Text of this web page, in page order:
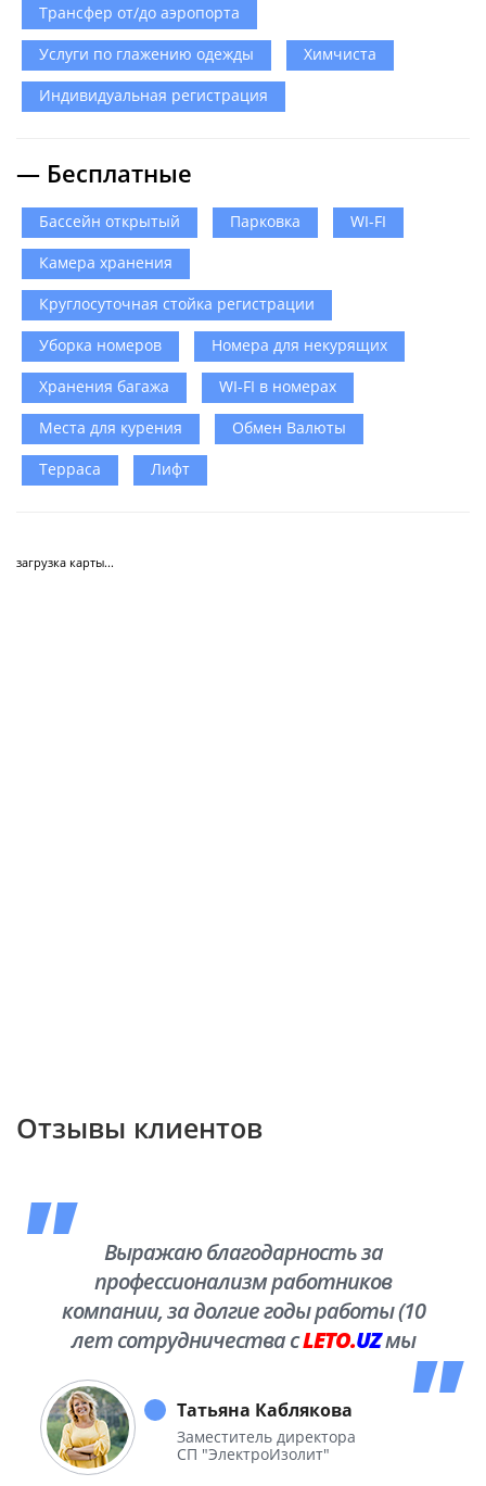
Трансфер от/до аэропорта
Услуги по глажению одежды
Химчиста
Индивидуальная регистрация
— Бесплатные
Бассейн открытый Парковка
WI-FI
Камера хранения
Круглосуточная стойка регистрации
Уборка номеров
Номера для некурящих
Хранения багажа
WI-FI в номерах
Места для курения
Обмен Валюты
Терраса
Лифт
загрузка карты...
Отзывы клиентов
Выражаю благодарность за
профессионализм работников
компании, за долгие годы работы (10
лет сотрудничества сLETO.UZмы
необъятной Родины.
Татьяна Каблякова
Заместитель директора
СП "ЭлектроИзолит"